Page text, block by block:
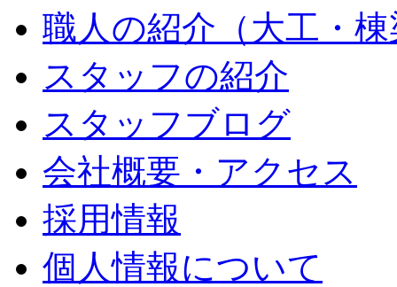
職人の紹介（大工・
スタッフの紹介
スタッフブログ
会社概要・アクセス
採用情報
個人情報について